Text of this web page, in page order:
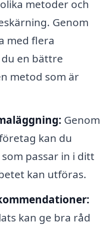
metoder och
Genom
med flera
en bättre
metod som är
Genom
kan du
passar in i ditt
kan utföras.
kan ge bra råd